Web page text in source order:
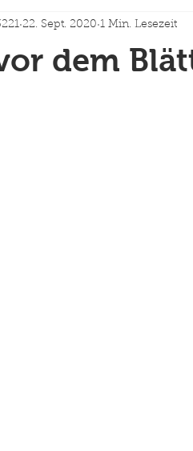
dem
22. Sept. 2020 1 Min. Lesezeit